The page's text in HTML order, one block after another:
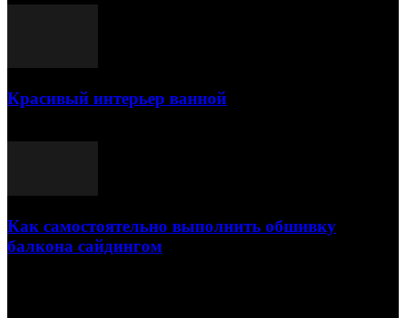
Красивый интерьер ванной
Как самостоятельно выполнить обшивку
балкона сайдингом